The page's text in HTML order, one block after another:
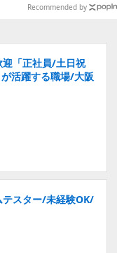
Recommended by
「正社員/土日祝
活躍する職場/大阪
テスター/未経験OK/